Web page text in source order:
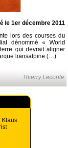
le 1er décembre 2011
lors des courses du
dénommé « World
qui devrait aligner
transalpine (…)
Thierry Leconte
Klaus